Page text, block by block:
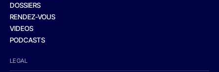
DOSSIERS
RENDEZ-VOUS
VIDEOS
PODCASTS
LEGAL